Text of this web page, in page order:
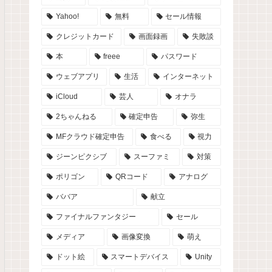
Yahoo! 無料 セール情報
クレジットカード 画面録画 失敗談
本 freee パスワード
ウェブアプリ 生活 インターネット
iCloud 芸人 オナラ
2ちゃんねる 確定申告 弥生
MFクラウド確定申告 食べる 視力
ジーンピクシブ スーファミ 対策
ポリゴン QRコード アナログ
ババア 献立
ファイナルファンタジー セール
メディア 画像変換 萌え
ドット絵 スマートデバイス Unity